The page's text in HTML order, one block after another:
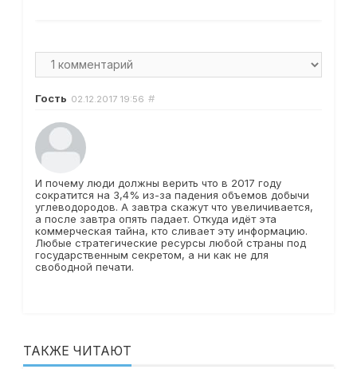
Гость 02.12.2017 19:56 #
И почему люди должны верить что в 2017 году
сократится на 3,4% из-за падения объемов добычи
углеводородов. А завтра скажут что увеличивается,
а после завтра опять падает. Откуда идёт эта
коммерческая тайна, кто сливает эту информацию.
Любые стратегические ресурсы любой страны под
государственным секретом, а ни как не для
свободной печати.
ТАКЖЕ ЧИТАЮТ